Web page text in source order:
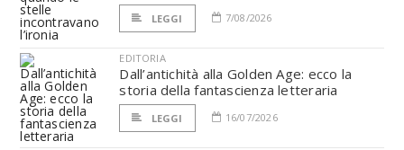
LEGGI 7/08/2026
EDITORIA
Dall’antichità alla Golden Age: ecco la
storia della fantascienza letteraria
LEGGI 16/07/2026